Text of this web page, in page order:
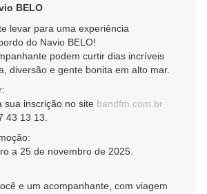
BELO
levar para uma experiência
do Navio BELO!
podem curtir dias incríveis
diversão e gente bonita em alto mar.
sua inscrição no site bandfm.com.br
43 13 13.
a 25 de novembro de 2025.
e um acompanhante, com viagem